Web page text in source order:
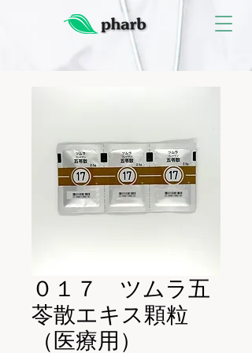
０１７ ツムラ五
苓散エキス顆粒
（医療用）